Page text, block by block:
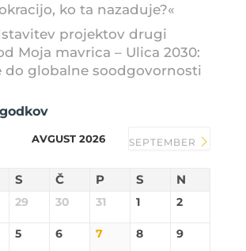
ko ta nazaduje?«
projektov drugi
Moja mavrica – Ulica 2030:
do globalne soodgovornosti
AVGUST 2026 SEPTEMBER
S Č P S N
29 30 31 1 2
5 6 7 8 9